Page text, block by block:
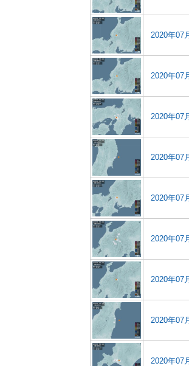
2020年07
2020年07
2020年07
2020年07
2020年07
2020年07
2020年07
2020年07
2020年07